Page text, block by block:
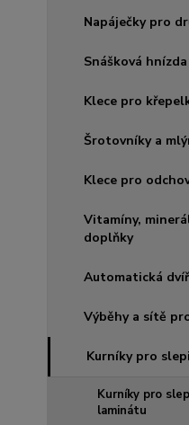
Napáječky pro
Snášková hnízda
Klece pro
Šrotovníky a
Klece pro
Vitamíny,
doplňky
Automatická
Výběhy a sítě
Kurníky pro
Kurníky pro
laminátu